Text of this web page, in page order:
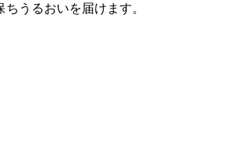
うるおいを届けます。